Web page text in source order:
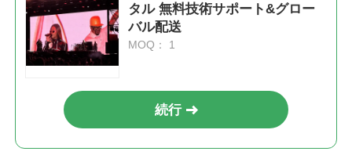
タル 無料技術サポート&グロー
バル配送
MOQ： 1
続行